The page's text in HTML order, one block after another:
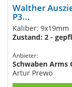
Walther
P3...
Kaliber: 9x19mm
Zustand: 2 -
Anbieter:
Schwaben Arms
Artur Prewo